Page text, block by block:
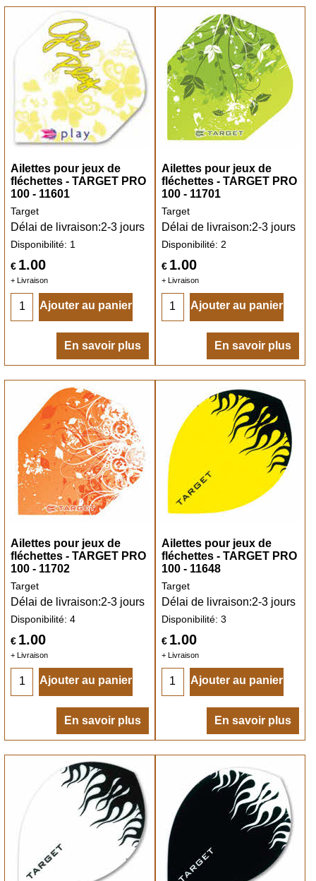
Ailettes pour jeux de
fléchettes - TARGET PRO
100 - 11601
€ 1.00
+ Livraison
Target
Délai de livraison:2-3 jours
Disponibilité: 1
Ajouter au panier
En savoir plus
Ailettes pour jeux de
fléchettes - TARGET PRO
100 - 11701
€ 1.00
+ Livraison
Target
Délai de livraison:2-3 jours
Disponibilité: 2
Ajouter au panier
En savoir plus
Ailettes pour jeux de
fléchettes - TARGET PRO
100 - 11702
€ 1.00
+ Livraison
Target
Délai de livraison:2-3 jours
Disponibilité: 4
Ajouter au panier
En savoir plus
Ailettes pour jeux de
fléchettes - TARGET PRO
100 - 11648
€ 1.00
+ Livraison
Target
Délai de livraison:2-3 jours
Disponibilité: 3
Ajouter au panier
En savoir plus